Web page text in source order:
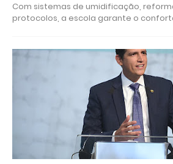
Com sistemas de umidificação,
protocolos, a escola garante o